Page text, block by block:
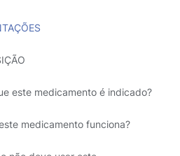
este medicamento é indicado?
medicamento funciona?